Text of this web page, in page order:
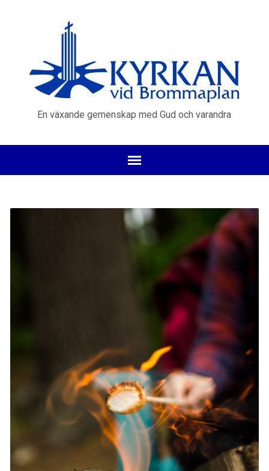
En växande gemenskap med Gud och varandra